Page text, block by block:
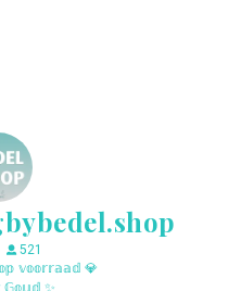
521
𝕧𝕠𝕠𝕣𝕣𝕒𝕒𝕕 💎
𝔾𝕠𝕦𝕕 ✨